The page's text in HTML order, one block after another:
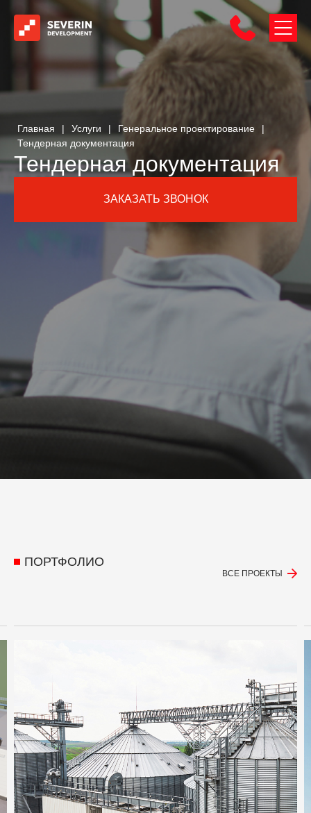
Главная | Услуги | Генеральное проектирование
|
Тендерная документация
Тендерная документация
ЗАКАЗАТЬ ЗВОНОК
ПОРТФОЛИО
ВСЕ ПРОЕКТЫ